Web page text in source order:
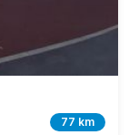
77 km